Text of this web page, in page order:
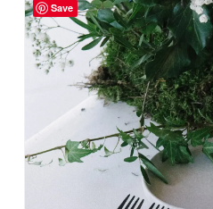
Save